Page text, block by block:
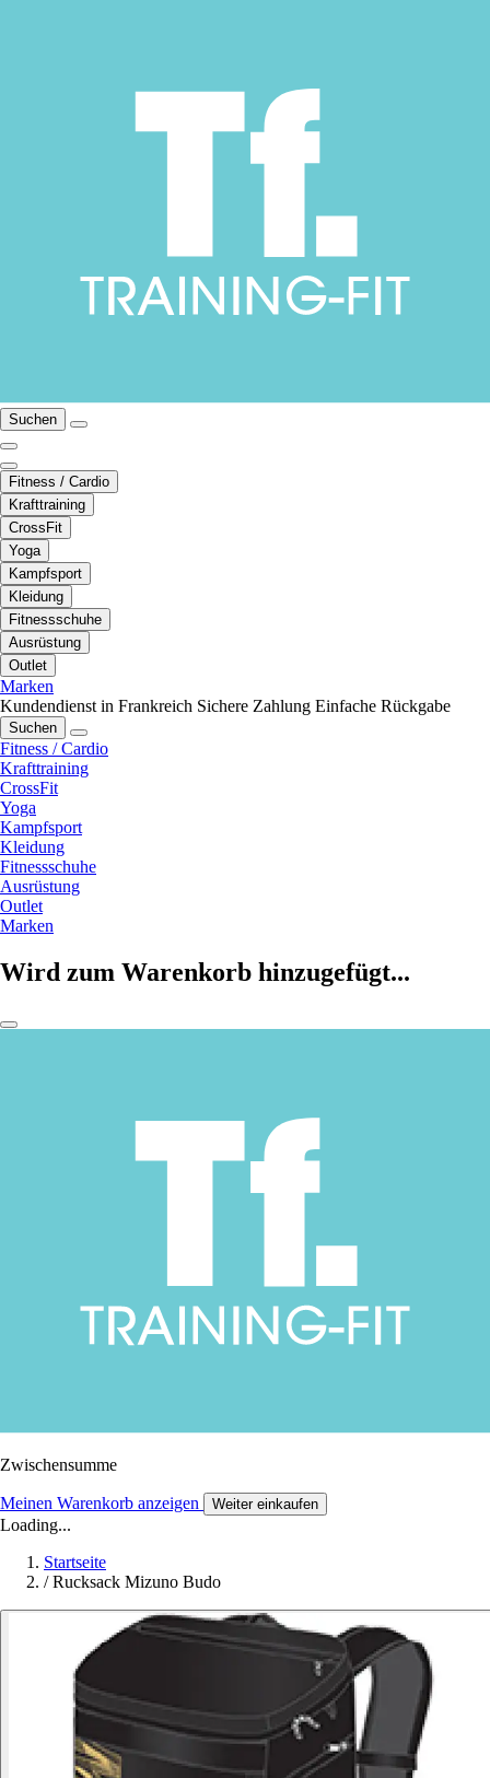
Suchen
Fitness / Cardio
Krafttraining
CrossFit
Yoga
Kampfsport
Kleidung
Fitnessschuhe
Ausrüstung
Outlet
Marken
Kundendienst in Frankreich Sichere Zahlung Einfache Rückgabe
Suchen
Fitness / Cardio
Krafttraining
CrossFit
Yoga
Kampfsport
Kleidung
Fitnessschuhe
Ausrüstung
Outlet
Marken
Wird zum Warenkorb hinzugefügt...
Zwischensumme
Meinen Warenkorb anzeigen Weiter einkaufen
Loading...
Startseite
/ Rucksack Mizuno Budo